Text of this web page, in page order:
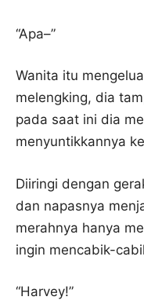
“Apa–”
Wanita itu
melengking, dia
pada saat ini dia
menyuntikkannya
Diiringi dengan
dan napasnya
merahnya hanya
ingin mencabik-
“Harvey!”